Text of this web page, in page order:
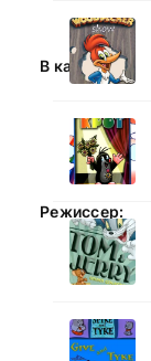
В качестве:
Режиссер: